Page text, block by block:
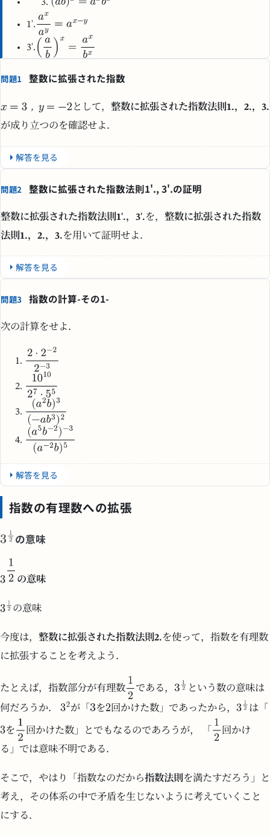
1'.
3'.
問題1 整数に拡張された指数
， として， 整数に拡張された指数法則1.，2.，3.
が成り立つのを確認せよ．
解答を見る
問題2 整数に拡張された指数法則1'., 3'.の証明
整数に拡張された指数法則1'.，3'.を， 整数に拡張された指数
法則1.，2.，3.を用いて証明せよ．
解答を見る
問題3 指数の計算-その1-
次の計算をせよ．
解答を見る
指数の有理数への拡張
の意味
の意味
の意味
今度は， 整数に拡張された指数法則2.を使って，指数を有理数
に拡張することを考えよう．
たとえば，指数部分が有理数 である， という数の意味は
何だろうか． が「 を 回かけた数」であったから， は「
を 回かけた数」とでもなるのであろうが， 「
回かけ
る」では意味不明である．
そこで，やはり「指数なのだから指数法則 を満たすだろう」と
考え，その体系の中で矛盾を生じないように考えていくこと
にする．